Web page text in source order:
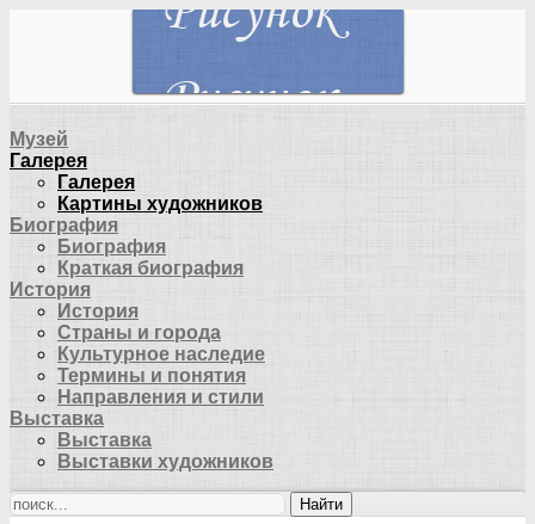
Музей
Галерея
Галерея
Картины художников
Биография
Биография
Краткая биография
История
История
Страны и города
Культурное наследие
Термины и понятия
Направления и стили
Выставка
Выставка
Выставки художников
Найти